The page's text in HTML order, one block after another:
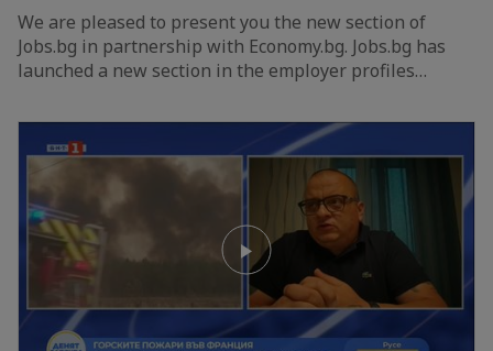
We are pleased to present you the new section of
Jobs.bg in partnership with Economy.bg. Jobs.bg has
launched a new section in the employer profiles…